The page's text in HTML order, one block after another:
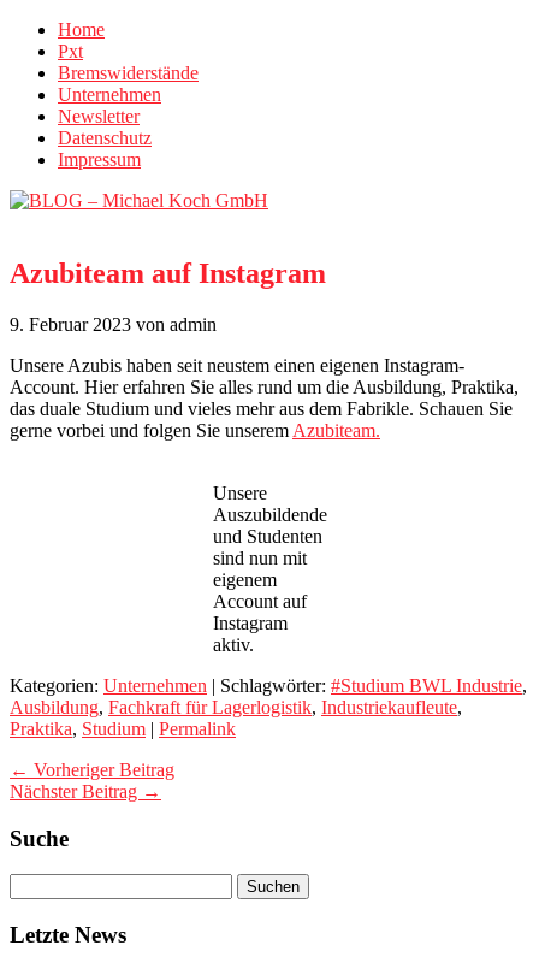
Home
Pxt
Bremswiderstände
Unternehmen
Newsletter
Datenschutz
Impressum
Azubiteam auf Instagram
9. Februar 2023 von admin
Unsere Azubis haben seit neustem einen eigenen Instagram-
Account. Hier erfahren Sie alles rund um die Ausbildung, Praktika,
das duale Studium und vieles mehr aus dem Fabrikle. Schauen Sie
gerne vorbei und folgen Sie unserem Azubiteam.
Unsere
Auszubildende
und Studenten
sind nun mit
eigenem
Account auf
Instagram
aktiv.
Kategorien: Unternehmen | Schlagwörter: #Studium BWL Industrie,
Ausbildung, Fachkraft für Lagerlogistik, Industriekaufleute,
Praktika, Studium | Permalink
← Vorheriger Beitrag
Nächster Beitrag →
Suche
Letzte News